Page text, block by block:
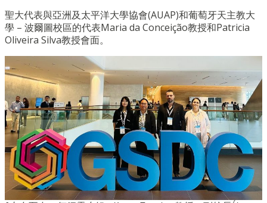
聖大代表與亞洲及太平洋大學協會(AUAP)和葡萄牙天主教大
學 – 波爾圖校區的代表Maria da Conceição教授和Patricia
Oliveira Silva教授會面。